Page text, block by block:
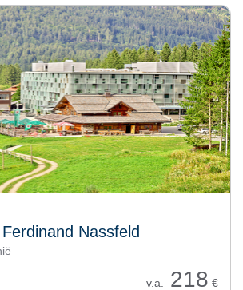
Nassfeld
v.a. 218 €